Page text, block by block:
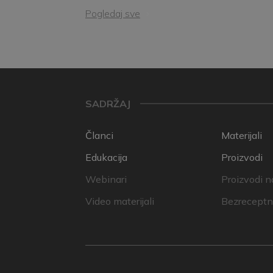
Pogledaj sve
SADRŽAJ
Članci
Edukacija
Webinari
Video materijali
Materijali
Proizvodi
Proizvodi